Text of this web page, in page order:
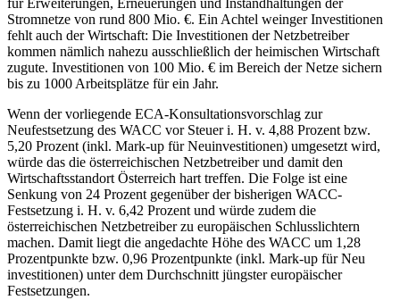
für Erweiterungen, Erneuerungen und Instandhaltungen der
Stromnetze von rund 800 Mio. €. Ein Achtel weinger Investitionen
fehlt auch der Wirtschaft: Die Investitionen der Netzbetreiber
kommen nämlich nahezu ausschließlich der heimischen Wirtschaft
zugute. Investitionen von 100 Mio. € im Bereich der Netze sichern
bis zu 1000 Arbeitsplätze für ein Jahr.
Wenn der vorliegende ECA-Konsultationsvorschlag zur
Neufestsetzung des WACC vor Steuer i. H. v. 4,88 Prozent bzw.
5,20 Prozent (inkl. Mark-up für Neuinvestitionen) umgesetzt wird,
würde das die österreichischen Netzbetreiber und damit den
Wirtschaftsstandort Österreich hart treffen. Die Folge ist eine
Senkung von 24 Prozent gegenüber der bisherigen WACC-
Festsetzung i. H. v. 6,42 Prozent und würde zudem die
österreichischen Netzbetreiber zu europäischen Schlusslichtern
machen. Damit liegt die angedachte Höhe des WACC um 1,28
Prozentpunkte bzw. 0,96 Prozentpunkte (inkl. Mark-up für Neu
investitionen) unter dem Durchschnitt jüngster europäischer
Festsetzungen.